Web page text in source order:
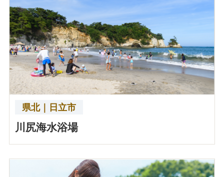
県北｜日立市
川尻海水浴場